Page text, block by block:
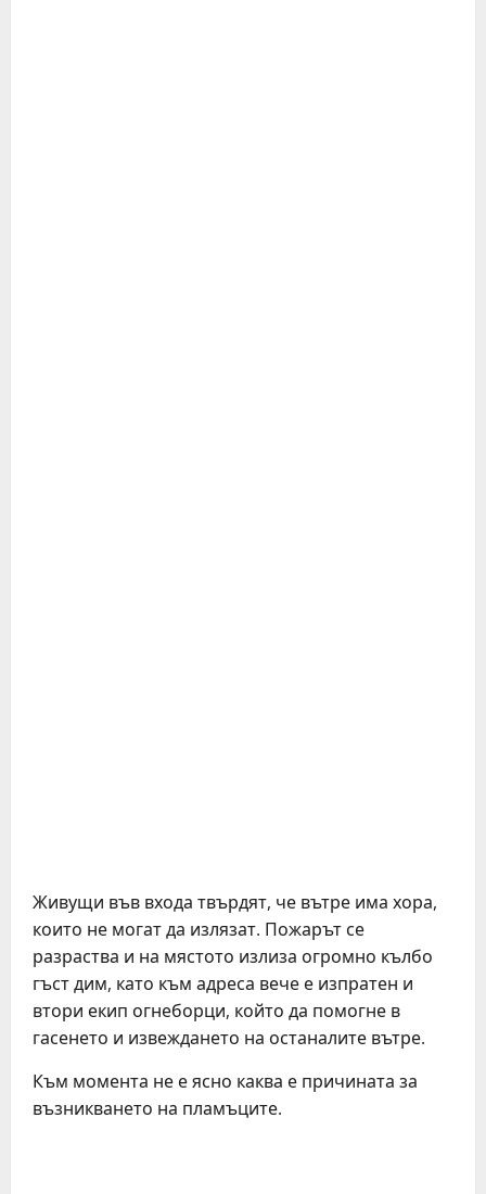
Живущи във входа твърдят, че вътре има хора,
които не могат да излязат. Пожарът се
разраства и на мястото излиза огромно кълбо
гъст дим, като към адреса вече е изпратен и
втори екип огнеборци, който да помогне в
гасенето и извеждането на останалите вътре.
Към момента не е ясно каква е причината за
възникването на пламъците.